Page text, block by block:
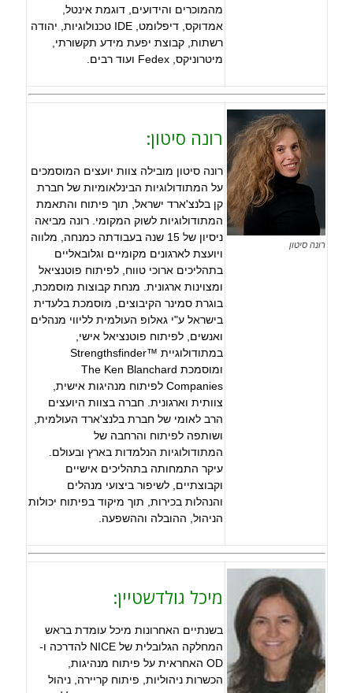
מהמוכרים והידועים, דוגמת אינטל,
אמדוקס, דיפלומט, IDE טכנולוגיות, יהודה
רשתות, קבוצת יפעת מידע תקשורתי,
מיטרוניקס, Fedex ועוד רבים.
רונה סיטון
רונה סיטון:
רונה סיטון מובילה צוות יועצים המוסמכים
על המתודולוגיות הבינלאומיות של חברת
קן בלנצ'ארד ישראל, תוך פיתוח והתאמת
המתודולוגיות לשוק המקומי. רונה מביאה
ניסיון של 15 שנה בעבודתה כמנחה, מלווה
ויועצת לארגונים מקומיים וגלובאליים
בתהליכים ארוכי טווח, לפיתוח פוטנציאל
ומצוינות ארגונית. מנחת קבוצות מוסמכת,
בוגרת סמינר הקיבוצים, מוסמכת בלעדית
בישראל ע"י גאלופ העולמית לליווי מנהלים
ואנשים, לפיתוח פוטנציאל אישי,
ומוסמכת The Ken Blanchard
Companies לפיתוח מנהיגות אישית,
צוותית וארגונית. חברה בצוות היועצים
הרב לאומי של חברת בלנצ'ארד העולמית,
ושותפה לפיתוח והרחבה של
המתודולוגיות הנלמדות בארץ ובעולם.
עיקר התמחותה בתהליכים אישיים
וקבוצתיים, לשיפור ביצועי מנהלים
והנהלות בכירות, תוך מיקוד בפיתוח יכולות
הניהול, ההובלה וההשפעה.
מיכל גולדשטיין:
בשנתיים האחרונות מיכל עומדת בראש
המחלקה הגלובלית של NICE להדרכה ו-
OD האחראית על פיתוח מנהיגות,
הכשרות ניהוליות, פיתוח קריירה, ניהול